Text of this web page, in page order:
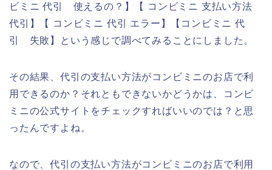
ビミニ 代引 使えるの？】【 コンビミニ 支払い方法
代引】【 コンビミニ 代引 エラー】【コンビミニ 代
引 失敗】という感じで調べてみることにしました。
その結果、代引の支払い方法がコンビミニのお店で利
用できるのか？それともできないかどうかは、コンビ
ミニの公式サイトをチェックすればいいのでは？と思
ったんですよね。
なので、代引の支払い方法がコンビミニのお店で利用